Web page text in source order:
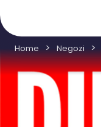
Home Negozi